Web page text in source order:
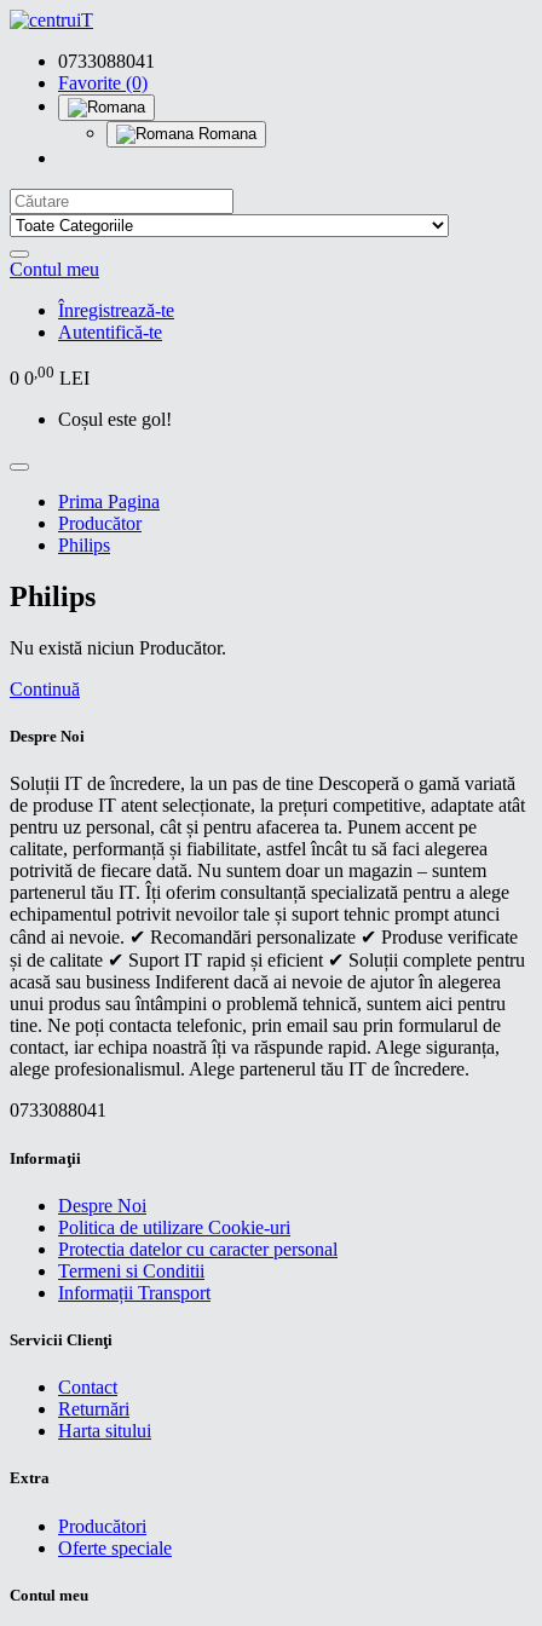
0733088041
Favorite (0)
Romana
Contul meu
Înregistrează-te
Autentifică-te
0 0,00 LEI
Coșul este gol!
Prima Pagina
Producător
Philips
Philips
Nu există niciun Producător.
Continuă
Despre Noi
Soluții IT de încredere, la un pas de tine Descoperă o gamă variată
de produse IT atent selecționate, la prețuri competitive, adaptate atât
pentru uz personal, cât și pentru afacerea ta. Punem accent pe
calitate, performanță și fiabilitate, astfel încât tu să faci alegerea
potrivită de fiecare dată. Nu suntem doar un magazin – suntem
partenerul tău IT. Îți oferim consultanță specializată pentru a alege
echipamentul potrivit nevoilor tale și suport tehnic prompt atunci
când ai nevoie. ✔ Recomandări personalizate ✔ Produse verificate
și de calitate ✔ Suport IT rapid și eficient ✔ Soluții complete pentru
acasă sau business Indiferent dacă ai nevoie de ajutor în alegerea
unui produs sau întâmpini o problemă tehnică, suntem aici pentru
tine. Ne poți contacta telefonic, prin email sau prin formularul de
contact, iar echipa noastră îți va răspunde rapid. Alege siguranța,
alege profesionalismul. Alege partenerul tău IT de încredere.
0733088041
Informaţii
Despre Noi
Politica de utilizare Cookie-uri
Protectia datelor cu caracter personal
Termeni si Conditii
Informații Transport
Servicii Clienţi
Contact
Returnări
Harta sitului
Extra
Producători
Oferte speciale
Contul meu